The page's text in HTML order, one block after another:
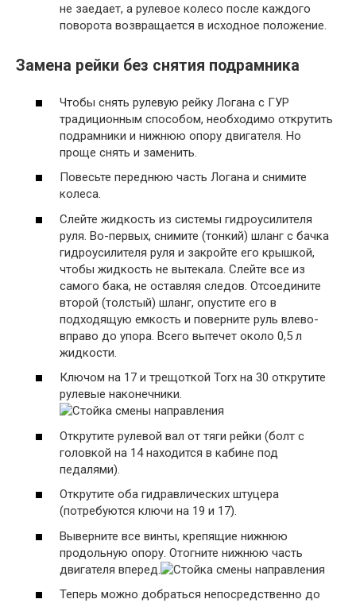
не заедает, а рулевое колесо после каждого
поворота возвращается в исходное положение.
Замена рейки без снятия подрамника
Чтобы снять рулевую рейку Логана с ГУР
традиционным способом, необходимо открутить
подрамники и нижнюю опору двигателя. Но
проще снять и заменить.
Повесьте переднюю часть Логана и снимите
колеса.
Слейте жидкость из системы гидроусилителя
руля. Во-первых, снимите (тонкий) шланг с бачка
гидроусилителя руля и закройте его крышкой,
чтобы жидкость не вытекала. Слейте все из
самого бака, не оставляя следов. Отсоедините
второй (толстый) шланг, опустите его в
подходящую емкость и поверните руль влево-
вправо до упора. Всего вытечет около 0,5 л
жидкости.
Ключом на 17 и трещоткой Torx на 30 открутите
рулевые наконечники.
Открутите рулевой вал от тяги рейки (болт с
головкой на 14 находится в кабине под
педалями).
Открутите оба гидравлических штуцера
(потребуются ключи на 19 и 17).
Выверните все винты, крепящие нижнюю
продольную опору. Отогните нижнюю часть
двигателя вперед.
Теперь можно добраться непосредственно до